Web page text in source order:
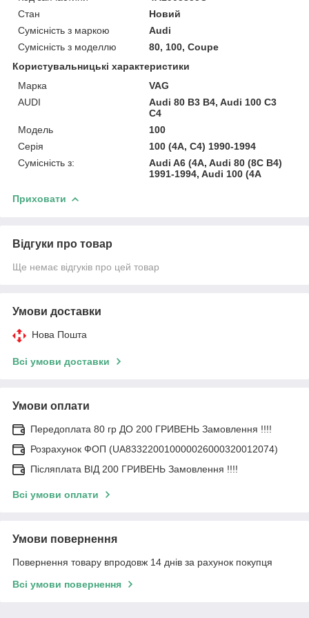
Стан
Новий
Сумісність з маркою
Audi
Сумісність з моделлю
80, 100, Coupe
Користувальницькі характеристики
Марка
VAG
AUDI
Audi 80 B3 B4, Audi 100 C3
C4
Модель
100
Серія
100 (4A, C4) 1990-1994
Сумісність з:
Audi A6 (4A, Audi 80 (8C B4)
1991-1994, Audi 100 (4A
Приховати
Відгуки про товар
Ще немає відгуків про цей товар
Умови доставки
Нова Пошта
Всі умови доставки
Умови оплати
Передоплата 80 гр ДО 200 ГРИВЕНЬ Замовлення !!!!
Розрахунок ФОП (UA833220010000026000320012074)
Післяплата ВІД 200 ГРИВЕНЬ Замовлення !!!!
Всі умови оплати
Умови повернення
Повернення товару впродовж 14 днів за рахунок покупця
Всі умови повернення